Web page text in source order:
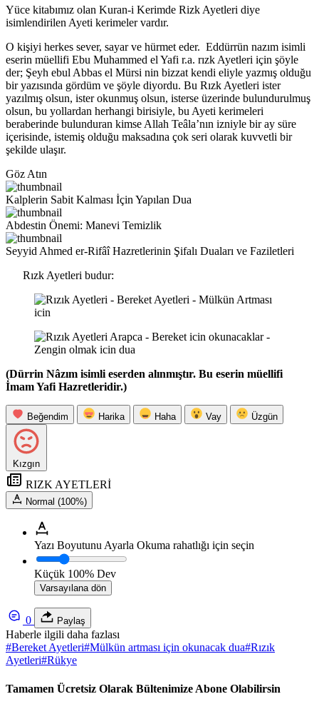
Yüce kitabımız olan Kuran-i Kerimde Rizk Ayetleri diye
isimlendirilen Ayeti kerimeler vardır.
O kişiyi herkes sever, sayar ve hürmet eder. Eddürrün nazım isimli
eserin müellifi Ebu Muhammed el Yafi r.a. rızk Ayetleri için şöyle
der; Şeyh ebul Abbas el Mürsi nin bizzat kendi eliyle yazmış olduğu
bir yazısında gördüm ve şöyle diyordu. Bu Rızk Ayetleri ister
yazılmış olsun, ister okunmuş olsun, isterse üzerinde bulundurulmuş
olsun, bu yollardan herhangi birisiyle, bu Ayeti kerimeleri
beraberinde bulunduran kimse Allah Teâla’nın izniyle bir ay süre
içerisinde, istemiş olduğu maksadına çok seri olarak kuvvetli bir
şekilde ulaşır.
Göz Atın
Kalplerin Sabit Kalması İçin Yapılan Dua
Abdestin Önemi: Manevi Temizlik
Seyyid Ahmed er-Rifâî Hazretlerinin Şifalı Duaları ve Faziletleri
Rızk Ayetleri budur:
(Dürrin Nâzım isimli eserden alınmıştır. Bu eserin müellifi
İmam Yafi Hazretleridir.)
Beğendim Harika Haha Vay Üzgün
Kızgın
RIZK AYETLERİ
Normal (100%)
Yazı Boyutunu Ayarla Okuma rahatlığı için seçin
Küçük 100% Dev
Varsayılana dön
0 Paylaş
Haberle ilgili daha fazlası
#Bereket Ayetleri#Mülkün artması için okunacak dua#Rızık
Ayetleri#Rükye
Tamamen Ücretsiz Olarak Bültenimize Abone Olabilirsin